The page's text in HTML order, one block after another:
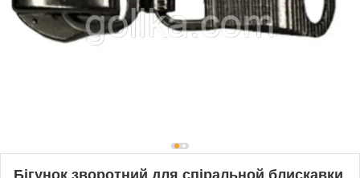
Бігунок зворотний для спіральной блискавки